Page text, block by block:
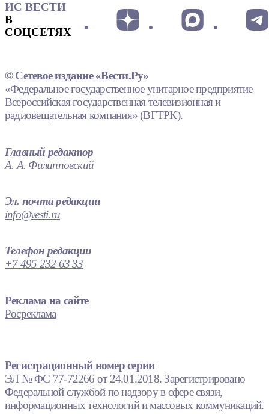
ИС ВЕСТИ
В
СОЦСЕТЯХ
© Сетевое издание «Вести.Ру»
«Федеральное государственное унитарное предприятие
Всероссийская государственная телевизионная и
радиовещательная компания» (ВГТРК).
Главный редактор
А. А. Филипповский
Эл. почта редакции
info@vesti.ru
Телефон редакции
+7 495 232 63 33
Реклама на сайте
Росреклама
Регистрационный номер серии
ЭЛ № ФС 77-72266 от 24.01.2018. Зарегистрировано
Федеральной службой по надзору в сфере связи,
информационных технологий и массовых коммуникаций.